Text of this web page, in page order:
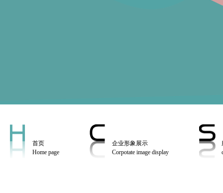
首页
Home page
企业形象展示
Corpotate image display